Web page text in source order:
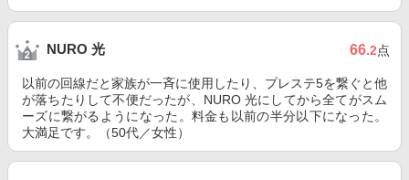
NURO 光 66.2点
以前の回線だと家族が一斉に使用したり、プレステ5を繋ぐと他
が落ちたりして不便だったが、NURO 光にしてから全てがスム
ーズに繋がるようになった。料金も以前の半分以下になった。
大満足です。（50代／女性）